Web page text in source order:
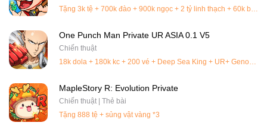
Tặng 3k tệ + 700k đào + 900k ngọc + 2 tỷ linh thạch + 60k bình + huyễn hoá VIP
One Punch Man Private UR ASIA 0.1 V5
Chiến thuật
18k dola + 180k kc + 200 vé + Deep Sea King + UR+ Genos Awakening Stone*1
MapleStory R: Evolution Private
Chiến thuật | Thẻ bài
Tặng 888 tệ + sủng vật vàng *3